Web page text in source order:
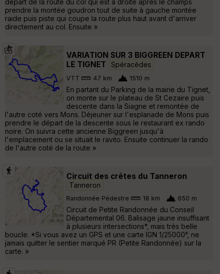
prendre la montée goudron tout de suite à gauche montée
raide puis piste qui coupe la route plus haut avant d'arriver
directement au col. Ensuite »
VARIATION SUR 3 BIGGREEN DEPART
LE TIGNET
Spéracèdes
VTT 47 km 1510 m
En partant du Parking de la mairie du Tignet,
on monte sur le plateau de St Cezaire puis
descente dans la Siagne et remontée de
l'autre coté vers Mons. Déjeuner sur l'esplanade de Mons puis
prendre le départ de la descente sous le restaurant ex rando
noire. On suivra cette ancienne Biggreen jusqu'à
l'emplacement ou se situait le ravito. Ensuite continuer la rando
de l'autre coté de la route »
Circuit des crêtes du Tanneron
Tanneron
Randonnée Pédestre 18 km 650 m
Circuit de Petite Randonnée du Conseil
Départemental 06. Balisage jaune insuffisant
à plusieurs intersections*, mais très belle
boucle. *Si vous avez un GPS et une carte IGN 1/25000°, ne
jamais quitter le sentier marqué PR (Petite Randonnée) sur la
carte. »